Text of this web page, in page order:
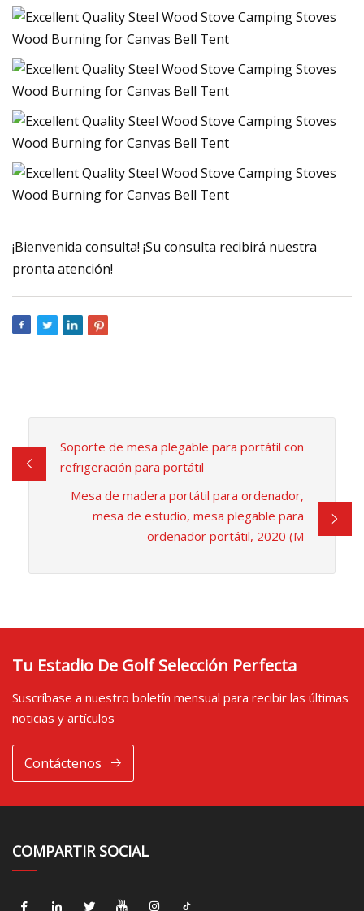
¡Bienvenida consulta! ¡Su consulta recibirá nuestra
pronta atención!
Soporte de mesa plegable para portátil con
refrigeración para portátil
Mesa de madera portátil para ordenador,
mesa de estudio, mesa plegable para
ordenador portátil, 2020 (M
Tu Estadio De Golf Selección Perfecta
Suscríbase a nuestro boletín mensual para recibir las últimas
noticias y artículos
Contáctenos
COMPARTIR SOCIAL